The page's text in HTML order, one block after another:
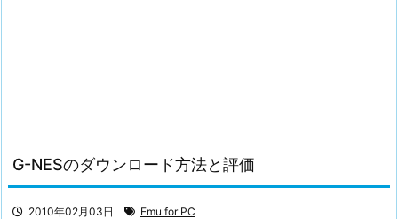
G-NESのダウンロード方法と評価
2010年02月03日 Emu for PC